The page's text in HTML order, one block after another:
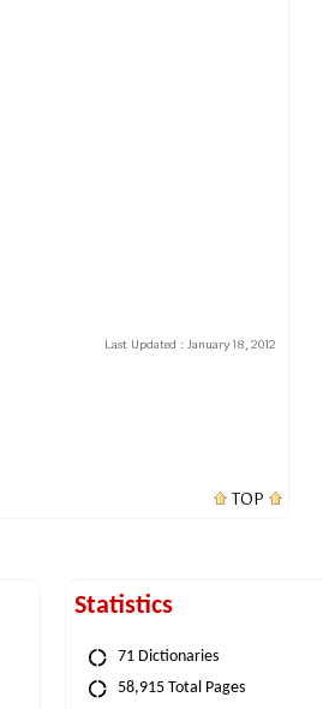
Last Updated : January 18, 2012
TOP
Statistics
71 Dictionaries
58,915 Total Pages